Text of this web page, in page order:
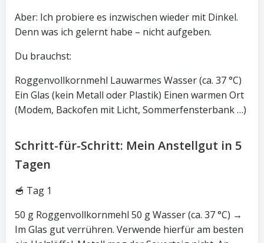
Aber: Ich probiere es inzwischen wieder mit Dinkel.
Denn was ich gelernt habe – nicht aufgeben.
Du brauchst:
Roggenvollkornmehl Lauwarmes Wasser (ca. 37 °C)
Ein Glas (kein Metall oder Plastik) Einen warmen Ort
(Modem, Backofen mit Licht, Sommerfensterbank …)
Schritt-für-Schritt: Mein Anstellgut in 5
Tagen
🥣 Tag 1
50 g Roggenvollkornmehl 50 g Wasser (ca. 37 °C) →
Im Glas gut verrühren. Verwende hierfür am besten